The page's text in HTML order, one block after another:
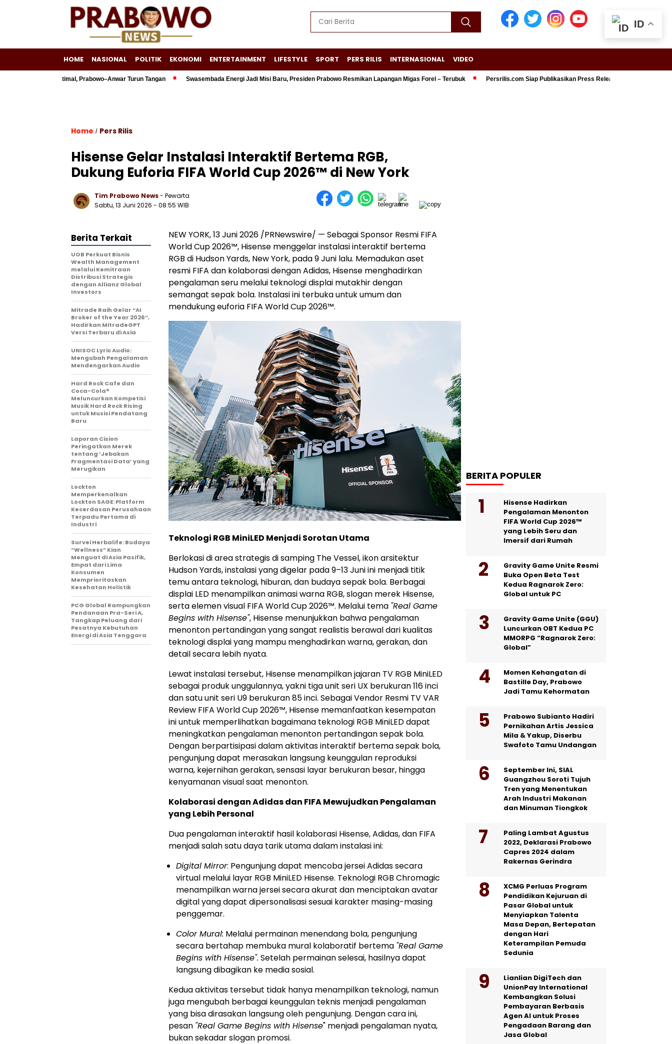
HOME NASIONAL POLITIK EKONOMI ENTERTAINMENT LIFESTYLE SPORT PERS RILIS INTERNASIONAL VIDEO
Belum Optimal, Prabowo–Anwar Turun Tangan Swasembada Energi Jadi Misi Baru, Presiden Prabowo Resmikan Lapangan Migas Forel – Terubuk Persrilis.com Siap Publikasikan Press Release Anda, Jika Ingin Tampil di
Home / Pers Rilis
Hisense Gelar Instalasi Interaktif Bertema RGB,
Dukung Euforia FIFA World Cup 2026™ di New York
Tim Prabowo News- Pewarta
Sabtu, 13 Juni 2026 - 08:55 WIB
NEW YORK, 13 Juni 2026 /PRNewswire/ — Sebagai Sponsor Resmi FIFA
World Cup 2026™, Hisense menggelar instalasi interaktif bertema
RGB di Hudson Yards, New York, pada 9 Juni lalu. Memadukan aset
resmi FIFA dan kolaborasi dengan Adidas, Hisense menghadirkan
pengalaman seru melalui teknologi displai mutakhir dengan
semangat sepak bola. Instalasi ini terbuka untuk umum dan
mendukung euforia FIFA World Cup 2026™.
Teknologi RGB MiniLED Menjadi Sorotan Utama
Berlokasi di area strategis di samping The Vessel, ikon arsitektur
Hudson Yards, instalasi yang digelar pada 9–13 Juni ini menjadi titik
temu antara teknologi, hiburan, dan budaya sepak bola. Berbagai
displai LED menampilkan animasi warna RGB, slogan merek Hisense,
serta elemen visual FIFA World Cup 2026™. Melalui tema "Real Game
Begins with Hisense", Hisense menunjukkan bahwa pengalaman
menonton pertandingan yang sangat realistis berawal dari kualitas
teknologi displai yang mampu menghadirkan warna, gerakan, dan
detail secara lebih nyata.
Lewat instalasi tersebut, Hisense menampilkan jajaran TV RGB MiniLED
sebagai produk unggulannya, yakni tiga unit seri UX berukuran 116 inci
dan satu unit seri U9 berukuran 85 inci. Sebagai Vendor Resmi TV VAR
Review FIFA World Cup 2026™, Hisense memanfaatkan kesempatan
ini untuk memperlihatkan bagaimana teknologi RGB MiniLED dapat
meningkatkan pengalaman menonton pertandingan sepak bola.
Dengan berpartisipasi dalam aktivitas interaktif bertema sepak bola,
pengunjung dapat merasakan langsung keunggulan reproduksi
warna, kejernihan gerakan, sensasi layar berukuran besar, hingga
kenyamanan visual saat menonton.
Kolaborasi dengan Adidas dan FIFA Mewujudkan Pengalaman
yang Lebih Personal
Dua pengalaman interaktif hasil kolaborasi Hisense, Adidas, dan FIFA
menjadi salah satu daya tarik utama dalam instalasi ini:
Digital Mirror: Pengunjung dapat mencoba jersei Adidas secara
virtual melalui layar RGB MiniLED Hisense. Teknologi RGB Chromagic
menampilkan warna jersei secara akurat dan menciptakan avatar
digital yang dapat dipersonalisasi sesuai karakter masing-masing
penggemar.
Color Mural: Melalui permainan menendang bola, pengunjung
secara bertahap membuka mural kolaboratif bertema "Real Game
Begins with Hisense". Setelah permainan selesai, hasilnya dapat
langsung dibagikan ke media sosial.
Kedua aktivitas tersebut tidak hanya menampilkan teknologi, namun
juga mengubah berbagai keunggulan teknis menjadi pengalaman
yang bisa dirasakan langsung oleh pengunjung. Dengan cara ini,
pesan "Real Game Begins with Hisense" menjadi pengalaman nyata,
bukan sekadar slogan promosi.
Berita Terkait
UOB Perkuat Bisnis
Wealth Management
melalui Kemitraan
Distribusi Strategis
dengan Allianz Global
Investors
Mitrade Raih Gelar “AI
Broker of the Year 2026”,
Hadirkan MitradeGPT
Versi Terbaru di Asia
UNISOC Lyric Audio:
Mengubah Pengalaman
Mendengarkan Audio
Hard Rock Cafe dan
Coca-Cola®
Meluncurkan Kompetisi
Musik Hard Rock Rising
untuk Musisi Pendatang
Baru
Laporan Cision
Peringatkan Merek
tentang ‘Jebakan
Fragmentasi Data’ yang
Merugikan
Lockton
Memperkenalkan
Lockton SAGE: Platform
Kecerdasan Perusahaan
Terpadu Pertama di
Industri
Survei Herbalife: Budaya
“Wellness” Kian
Menguat di Asia Pasifik,
Empat dari Lima
Konsumen
Memprioritaskan
Kesehatan Holistik
PCG Global Rampungkan
Pendanaan Pra-Seri A,
Tangkap Peluang dari
Pesatnya Kebutuhan
Energi di Asia Tenggara
BERITA POPULER
Hisense Hadirkan
Pengalaman Menonton
FIFA World Cup 2026™
yang Lebih Seru dan
Imersif dari Rumah
Gravity Game Unite Resmi
Buka Open Beta Test
Kedua Ragnarok Zero:
Global untuk PC
Gravity Game Unite (GGU)
Luncurkan OBT Kedua PC
MMORPG “Ragnarok Zero:
Global”
Momen Kehangatan di
Bastille Day, Prabowo
Jadi Tamu Kehormatan
Prabowo Subianto Hadiri
Pernikahan Artis Jessica
Mila & Yakup, Diserbu
Swafoto Tamu Undangan
September Ini, SIAL
Guangzhou Soroti Tujuh
Tren yang Menentukan
Arah Industri Makanan
dan Minuman Tiongkok
Paling Lambat Agustus
2022, Deklarasi Prabowo
Capres 2024 dalam
Rakernas Gerindra
XCMG Perluas Program
Pendidikan Kejuruan di
Pasar Global untuk
Menyiapkan Talenta
Masa Depan, Bertepatan
dengan Hari
Keterampilan Pemuda
Sedunia
Lianlian DigiTech dan
UnionPay International
Kembangkan Solusi
Pembayaran Berbasis
Agen AI untuk Proses
Pengadaan Barang dan
Jasa Global
ID